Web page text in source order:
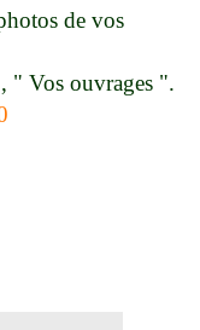
de vos
ouvrages ".